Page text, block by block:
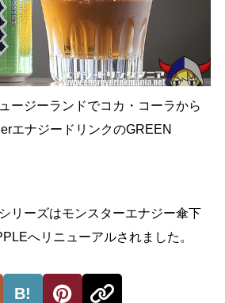
ージーランドでコカ・コーラから
エナジードリンクのGREEN
リーズはモンスターエナジー傘下
へリニューアルされました。
B!